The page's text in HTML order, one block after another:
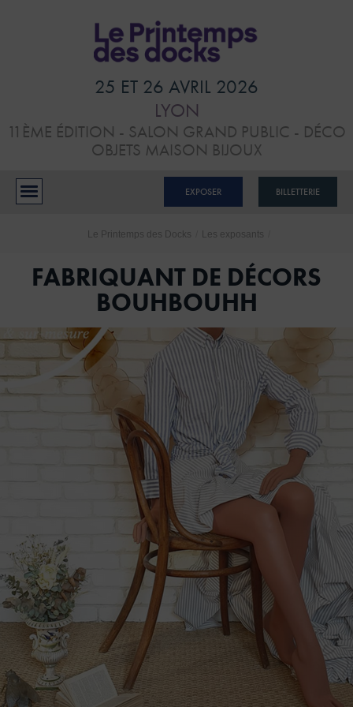
CONFÉRENCES
RÉSERVER MON STAND
ESPACE PRESSE
25 ET 26 AVRIL 2026
LYON
11ÈME ÉDITION - SALON GRAND PUBLIC - DÉCO
OBJETS MAISON BIJOUX
BILLETTERIE
EXPOSER
Le Printemps des Docks Les exposants
FABRIQUANT DE DÉCORS
BOUHBOUHH